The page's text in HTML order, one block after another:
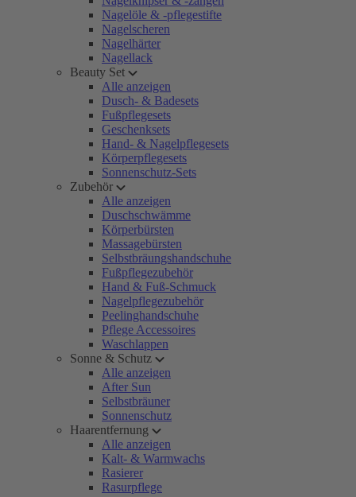
Nagelöle & -pflegestifte
Nagelscheren
Nagelhärter
Nagellack
Beauty Set
Alle anzeigen
Dusch- & Badesets
Fußpflegesets
Geschenksets
Hand- & Nagelpflegesets
Körperpflegesets
Sonnenschutz-Sets
Zubehör
Alle anzeigen
Duschschwämme
Körperbürsten
Massagebürsten
Selbstbräungshandschuhe
Fußpflegezubehör
Hand & Fuß-Schmuck
Nagelpflegezubehör
Peelinghandschuhe
Pflege Accessoires
Waschlappen
Sonne & Schutz
Alle anzeigen
After Sun
Selbstbräuner
Sonnenschutz
Haarentfernung
Alle anzeigen
Kalt- & Warmwachs
Rasierer
Rasurpflege